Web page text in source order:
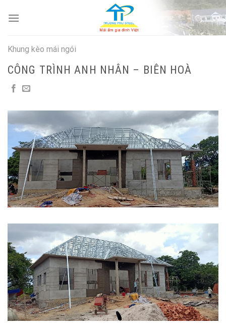
Khung kèo mái ngói
CÔNG TRÌNH ANH NHÂN – BIÊN HOÀ